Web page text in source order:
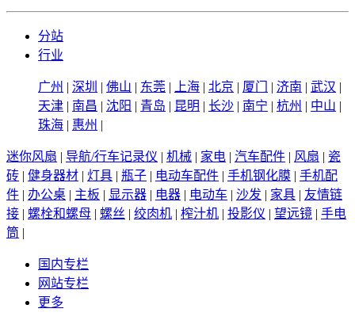
分站
行业
广州 | 深圳 | 佛山 | 东莞 | 上海 | 北京 | 厦门 | 济南 | 武汉 |
天津 | 南昌 | 沈阳 | 青岛 | 昆明 | 长沙 | 南宁 | 杭州 | 中山 |
珠海 | 惠州 |
迷你风扇 | 导航/行车记录仪 | 机械 | 家电 | 汽车配件 | 风扇 | 瓷
砖 | 健身器材 | 灯具 | 瓶子 | 电动车配件 | 手机钢化膜 | 手机配
件 | 办公桌 | 主板 | 显示器 | 电器 | 电动车 | 沙发 | 家具 | 友情链
接 | 螺栓和螺母 | 螺丝 | 绞肉机 | 榨汁机 | 投影仪 | 望远镜 | 手电
筒 |
国内专栏
网站专栏
更多